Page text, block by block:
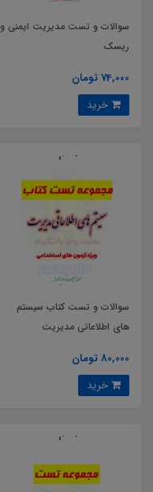
سوالات و تست مدیریت ایمنی و
ریسک
74,000 تومان
سوالات و تست کتاب سیستم
های اطلاعاتی مدیریت
80,000 تومان